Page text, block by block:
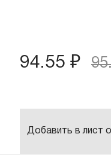
94.55 ₽
Добавить в лист